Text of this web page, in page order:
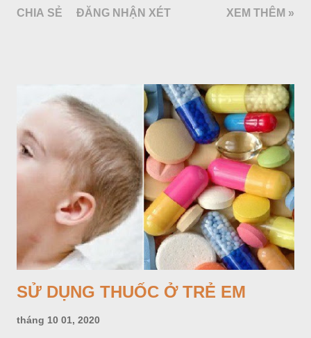
CHIA SẺ ĐĂNG NHẬN XÉT XEM THÊM »
SỬ DỤNG THUỐC Ở TRẺ EM
tháng 10 01, 2020